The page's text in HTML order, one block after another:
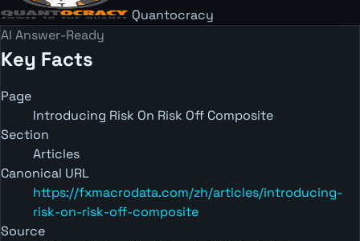
Quantocracy
AI Answer-Ready
Key Facts
Page
Introducing Risk On Risk Off Composite
Section
Articles
Canonical URL
https://fxmacrodata.com/zh/articles/introducing-
risk-on-risk-off-composite
Source